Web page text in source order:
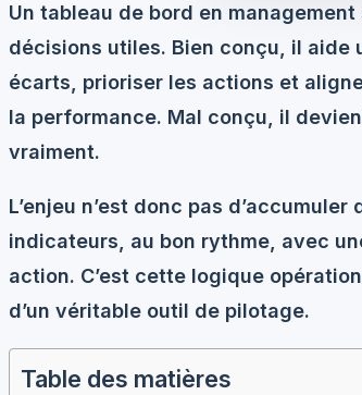
Un tableau de bord en
décisions utiles. Bien conçu, il aide
écarts, prioriser les actions et
la performance. Mal conçu, il
vraiment.
L’enjeu n’est donc pas
indicateurs , au bon rythme, avec
action. C’est cette logique
d’un véritable outil de pilotage.
Table des matières